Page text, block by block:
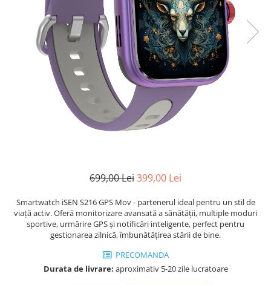
699,00 Lei399,00 Lei
Smartwatch iSEN S216 GPS Mov - partenerul ideal pentru un stil de
viață activ. Oferă monitorizare avansată a sănătății, multiple moduri
sportive, urmărire GPS și notificări inteligente, perfect pentru
gestionarea zilnică, îmbunătățirea stării de bine.
PRECOMANDA
Durata de livrare: aproximativ 5-20 zile lucratoare